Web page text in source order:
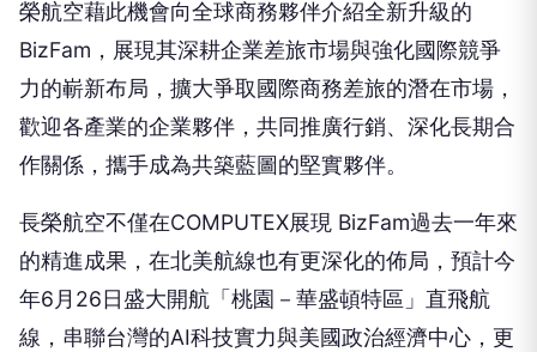
榮航空藉此機會向全球商務夥伴介紹全新升級的
BizFam，展現其深耕企業差旅市場與強化國際競爭
力的嶄新布局，擴大爭取國際商務差旅的潛在市場，
歡迎各產業的企業夥伴，共同推廣行銷、深化長期合
作關係，攜手成為共築藍圖的堅實夥伴。
長榮航空不僅在COMPUTEX展現 BizFam過去一年來
的精進成果，在北美航線也有更深化的佈局，預計今
年6月26日盛大開航「桃園－華盛頓特區」直飛航
線，串聯台灣的AI科技實力與美國政治經濟中心，更